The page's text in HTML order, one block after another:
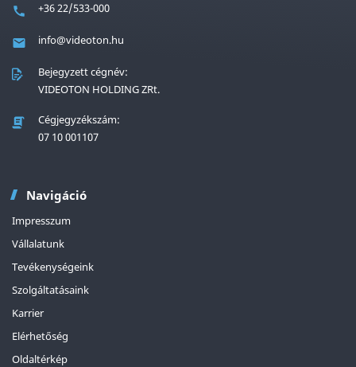
+36 22/533-000
info@videoton.hu
Bejegyzett cégnév:
VIDEOTON HOLDING ZRt.
Cégjegyzékszám:
07 10 001107
Navigáció
Impresszum
Vállalatunk
Tevékenységeink
Szolgáltatásaink
Karrier
Elérhetőség
Oldaltérkép